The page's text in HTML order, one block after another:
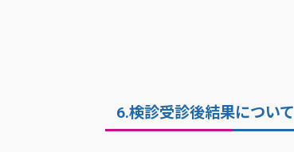
6.検診受診後結果について